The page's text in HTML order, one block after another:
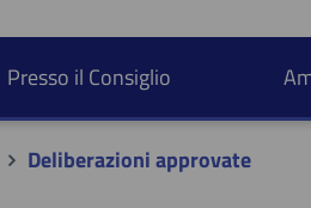
Presso il Consiglio
Deliberazioni approvate